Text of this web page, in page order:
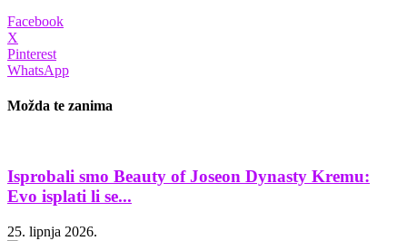
Facebook
X
Pinterest
WhatsApp
Možda te zanima
Isprobali smo Beauty of Joseon Dynasty Kremu:
Evo isplati li se...
25. lipnja 2026.